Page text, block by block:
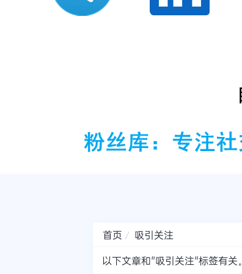
首页
吸引关注
以下文章和"吸引关注"标签有关。